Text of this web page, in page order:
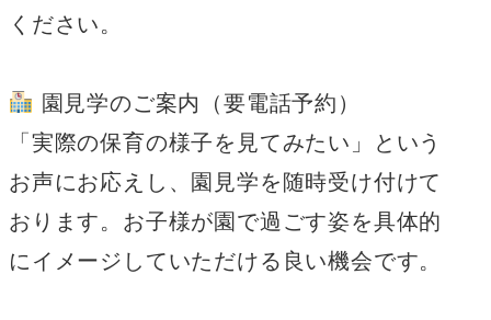
ください。
園見学のご案内（要電話予約）
「実際の保育の様子を見てみたい」という
お声にお応えし、園見学を随時受け付けて
おります。お子様が園で過ごす姿を具体的
にイメージしていただける良い機会です。